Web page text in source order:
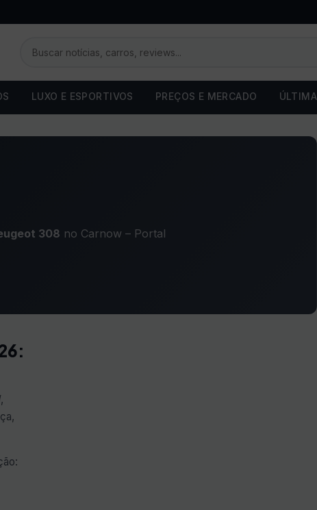
LUXO E ESPORTIVOS PREÇOS E MERCADO
308 no Carnow – Portal